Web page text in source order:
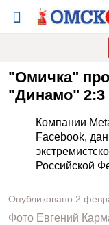
"Омичка"
"Динамо" 2:3
Компании
Facebook,
Российской
Опубликовано 2
Фото Евгений